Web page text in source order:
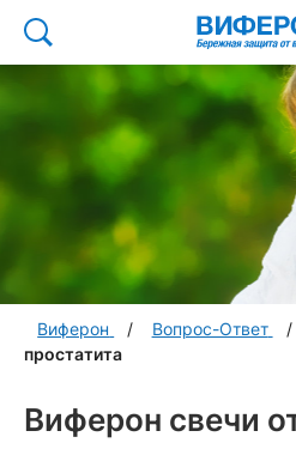
Виферон Вопрос-Ответ
простатита
Виферон свечи